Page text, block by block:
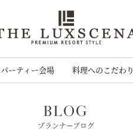
パーティー会場 料理へのこだわり
BLOG
プランナーブログ